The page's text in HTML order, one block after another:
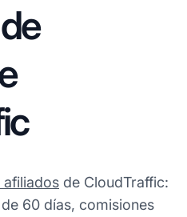
de CloudTraffic:
60 días, comisiones